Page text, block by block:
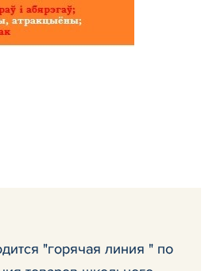
"горячая линия " по